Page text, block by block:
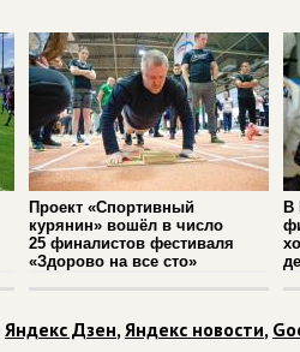
Проект «Спортивный
курянин» вошёл в число
25 финалистов фестиваля
«Здорово на все сто»
В
Яндекс Дзен,Яндекс новости,